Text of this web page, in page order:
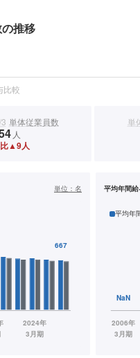
推移
比較
単体従業員数
人
▲9人
単
単位： 名 平均年間給
平均年